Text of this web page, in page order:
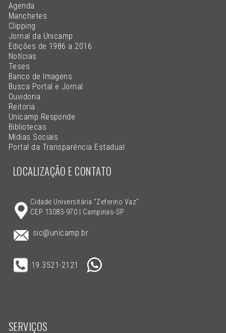
Agenda
Manchetes
Clipping
Jornal da Unicamp
Edições de 1986 a 2016
Notícias
Teses
Banco de Imagens
Busca Portal e Jornal
Ouvidoria
Reitoria
Unicamp Responde
Bibliotecas
Mídias Sociais
Portal da Transparência Estadual
LOCALIZAÇÃO E CONTATO
Cidade Universitária "Zeferino Vaz"
CEP 13083-970 | Campinas-SP
sic@unicamp.br
19 3521-2121
SERVIÇOS